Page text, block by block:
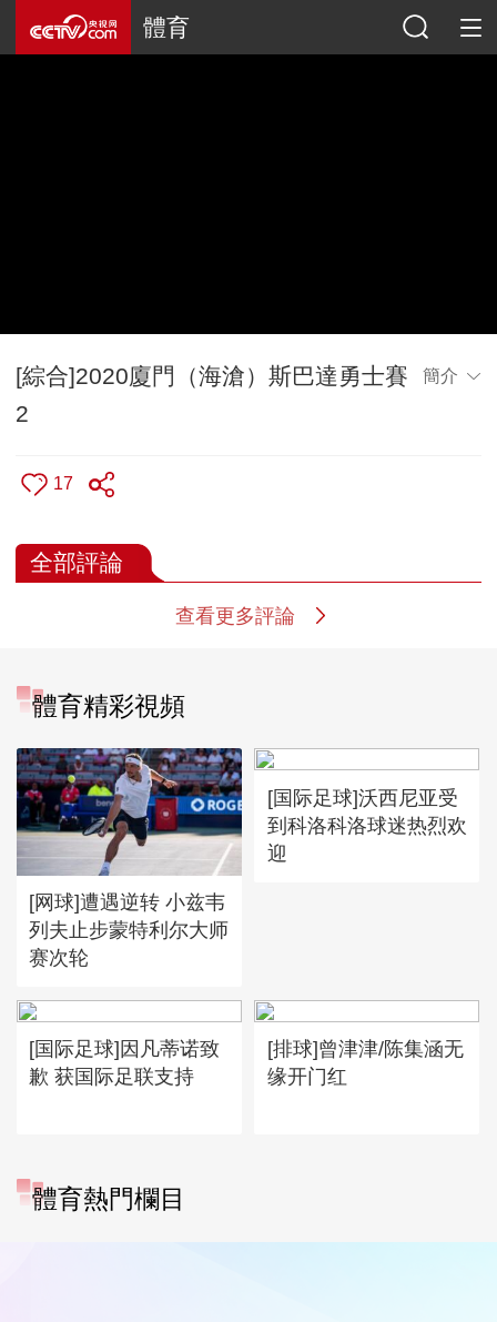
體育
[綜合]2020廈門（海滄）斯巴達勇士賽
2
簡介
17
全部評論
查看更多評論
體育精彩視頻
[网球]遭遇逆转 小兹韦
列夫止步蒙特利尔大师
赛次轮
[国际足球]沃西尼亚受
到科洛科洛球迷热烈欢
迎
[国际足球]因凡蒂诺致
歉 获国际足联支持
[排球]曾津津/陈集涵无
缘开门红
體育熱門欄目